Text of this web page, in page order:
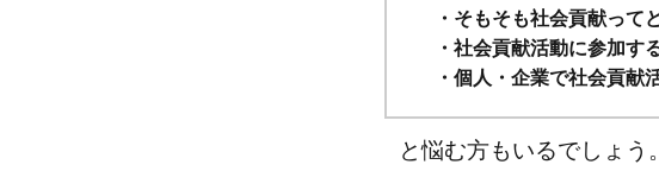
・そもそも社会貢献って
・社会貢献活動に参加す
・個人・企業で社会貢献
と悩む方もいるでしょう